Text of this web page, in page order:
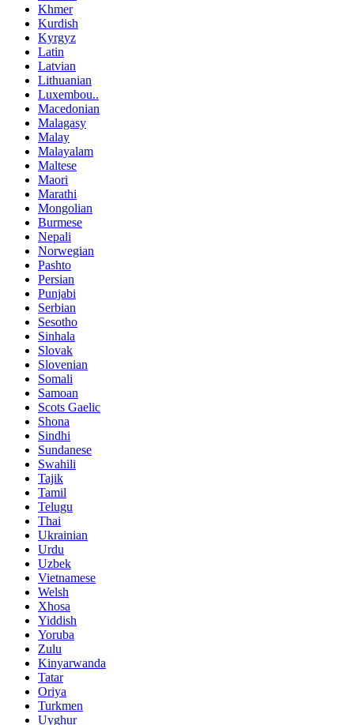
Khmer
Kurdish
Kyrgyz
Latin
Latvian
Lithuanian
Luxembou..
Macedonian
Malagasy
Malay
Malayalam
Maltese
Maori
Marathi
Mongolian
Burmese
Nepali
Norwegian
Pashto
Persian
Punjabi
Serbian
Sesotho
Sinhala
Slovak
Slovenian
Somali
Samoan
Scots Gaelic
Shona
Sindhi
Sundanese
Swahili
Tajik
Tamil
Telugu
Thai
Ukrainian
Urdu
Uzbek
Vietnamese
Welsh
Xhosa
Yiddish
Yoruba
Zulu
Kinyarwanda
Tatar
Oriya
Turkmen
Uyghur